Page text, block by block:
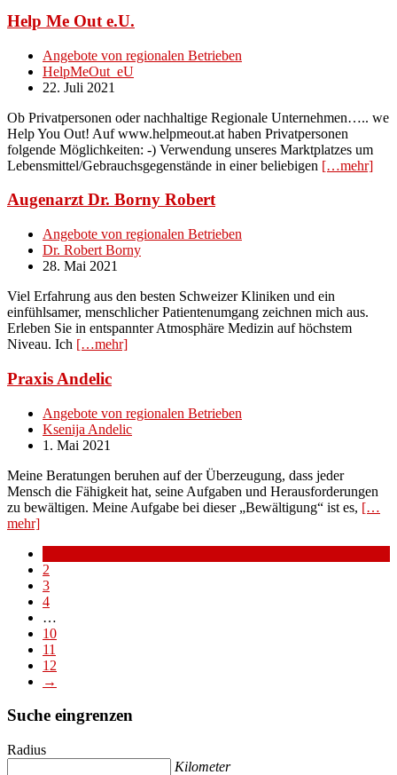
Help Me Out e.U.
Angebote von regionalen Betrieben
HelpMeOut_eU
22. Juli 2021
Ob Privatpersonen oder nachhaltige Regionale Unternehmen….. we
Help You Out! Auf www.helpmeout.at haben Privatpersonen
folgende Möglichkeiten: -) Verwendung unseres Marktplatzes um
Lebensmittel/Gebrauchsgegenstände in einer beliebigen […mehr]
Augenarzt Dr. Borny Robert
Angebote von regionalen Betrieben
Dr. Robert Borny
28. Mai 2021
Viel Erfahrung aus den besten Schweizer Kliniken und ein
einfühlsamer, menschlicher Patientenumgang zeichnen mich aus.
Erleben Sie in entspannter Atmosphäre Medizin auf höchstem
Niveau. Ich […mehr]
Praxis Andelic
Angebote von regionalen Betrieben
Ksenija Andelic
1. Mai 2021
Meine Beratungen beruhen auf der Überzeugung, dass jeder
Mensch die Fähigkeit hat, seine Aufgaben und Herausforderungen
zu bewältigen. Meine Aufgabe bei dieser „Bewältigung“ ist es, […
mehr]
2
3
4
…
10
11
12
→
Suche eingrenzen
Radius
Kilometer